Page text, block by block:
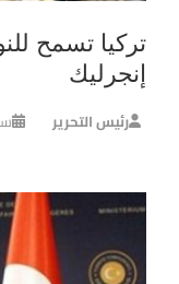
تركيا تسمح
إنجرليك
رئيس التحرير